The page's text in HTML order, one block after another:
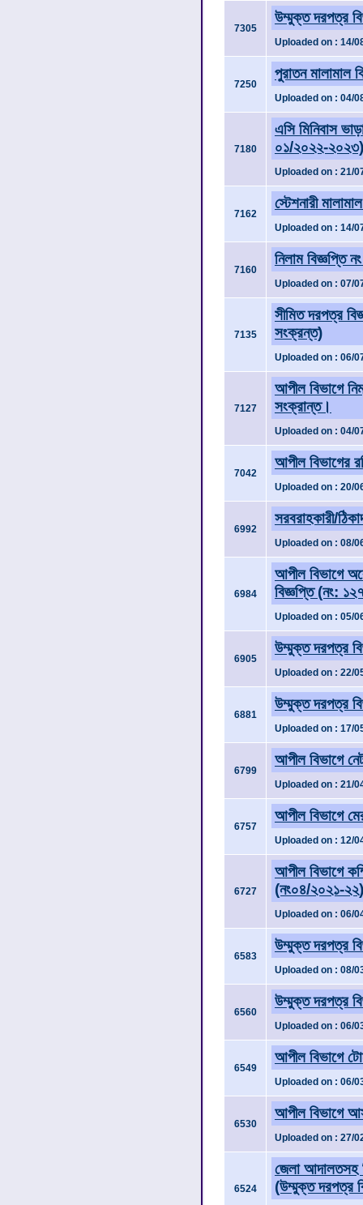
7305
উম্মুক্ত দরপত্র
Uploaded on : 14/
7250
পুরাতন মালামাল
Uploaded on : 04/
7180
এসি মিনিবাস
০১/২০২২-২০২৩)
Uploaded on : 21/
7162
স্টেশনারী
Uploaded on : 14/
7160
নিলাম বিজ্ঞপ্তি
Uploaded on : 07/
7135
সীমিত দরপত্র
সংক্রন্ত)
Uploaded on : 06/
7127
আপীল বিভাগে
সংক্রান্ত।
Uploaded on : 04/
7042
আপীল বিভাগের
Uploaded on : 20/
6992
সরবরাহকারী/
Uploaded on : 08/
6984
আপীল বিভাগে
বিজ্ঞপ্তি (নং:
Uploaded on : 05/
6905
উম্মুক্ত দরপত্র
Uploaded on : 22/
6881
উম্মুক্ত দরপত্র
Uploaded on : 17/
6799
আপীল বিভাগে
Uploaded on : 21/
6757
আপীল বিভাগে
Uploaded on : 12/
6727
আপীল বিভাগে
(নং০৪/২০২১-২২)
Uploaded on : 06/
6583
উম্মুক্ত দরপত্র
Uploaded on : 08/
6560
উম্মুক্ত দরপত্র
Uploaded on : 06/
6549
আপীল বিভাগে
Uploaded on : 06/
6530
আপীল বিভাগে
Uploaded on : 27/
6524
জেলা আদালতসহ
(উম্মুক্ত দরপত্র